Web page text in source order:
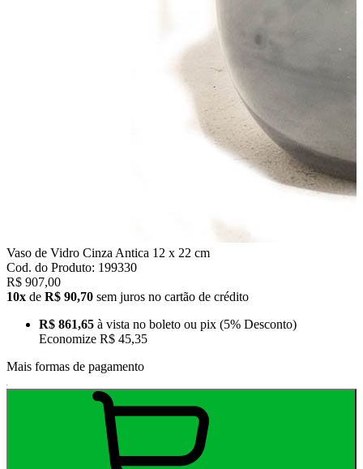
Vaso de Vidro Cinza Antica 12 x 22 cm
Cod. do Produto: 199330
R$ 907,00
10x de R$ 90,70 sem juros no cartão de crédito
R$ 861,65 à vista no boleto ou pix (5% Desconto)
Economize R$ 45,35
Mais formas de pagamento